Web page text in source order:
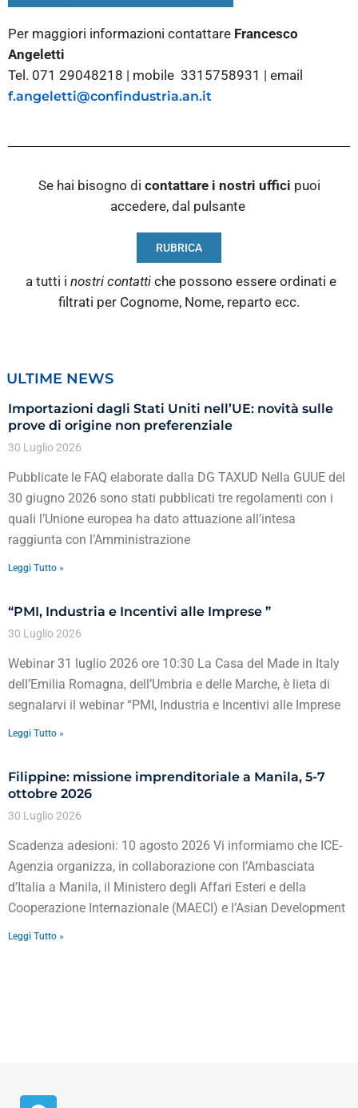
Per maggiori informazioni contattare Francesco
Angeletti
Tel. 071 29048218 | mobile 3315758931 | email
f.angeletti@confindustria.an.it
Se hai bisogno di contattare i nostri uffici puoi
accedere, dal pulsante
RUBRICA
a tutti i nostri contatti che possono essere ordinati e
filtrati per Cognome, Nome, reparto ecc.
ULTIME NEWS
Importazioni dagli Stati Uniti nell’UE: novità sulle
prove di origine non preferenziale
30 Luglio 2026
Pubblicate le FAQ elaborate dalla DG TAXUD Nella GUUE del
30 giugno 2026 sono stati pubblicati tre regolamenti con i
quali l’Unione europea ha dato attuazione all’intesa
raggiunta con l’Amministrazione
Leggi Tutto »
“PMI, Industria e Incentivi alle Imprese ”
30 Luglio 2026
Webinar 31 luglio 2026 ore 10:30 La Casa del Made in Italy
dell’Emilia Romagna, dell’Umbria e delle Marche, è lieta di
segnalarvi il webinar “PMI, Industria e Incentivi alle Imprese
Leggi Tutto »
Filippine: missione imprenditoriale a Manila, 5-7
ottobre 2026
30 Luglio 2026
Scadenza adesioni: 10 agosto 2026 Vi informiamo che ICE-
Agenzia organizza, in collaborazione con l’Ambasciata
d’Italia a Manila, il Ministero degli Affari Esteri e della
Cooperazione Internazionale (MAECI) e l’Asian Development
Leggi Tutto »